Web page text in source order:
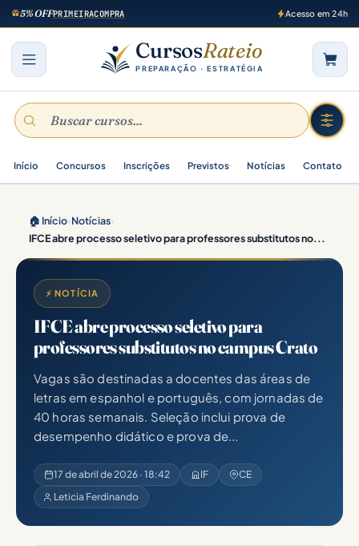
5% OFFPRIMEIRACOMPRA Acesso em 24h
CursosRateio
PREPARAÇÃO · ESTRATÉGIA
Início Concursos Inscrições Previstos Notícias Contato
🏠 Início›Notícias›
IFCE abre processo seletivo para professores substitutos no...
⚡ NOTÍCIA
IFCE abre processo seletivo para
professores substitutos no campus Crato
Vagas são destinadas a docentes das áreas de
letras em espanhol e português, com jornadas de
40 horas semanais. Seleção inclui prova de
desempenho didático e prova de...
17 de abril de 2026 · 18:42 IF
CE
Leticia Ferdinando